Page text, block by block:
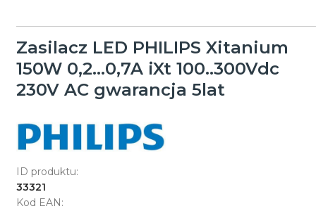
Zasilacz LED PHILIPS Xitanium
150W 0,2...0,7A iXt 100..300Vdc
230V AC gwarancja 5lat
ID produktu:
33321
Kod EAN: